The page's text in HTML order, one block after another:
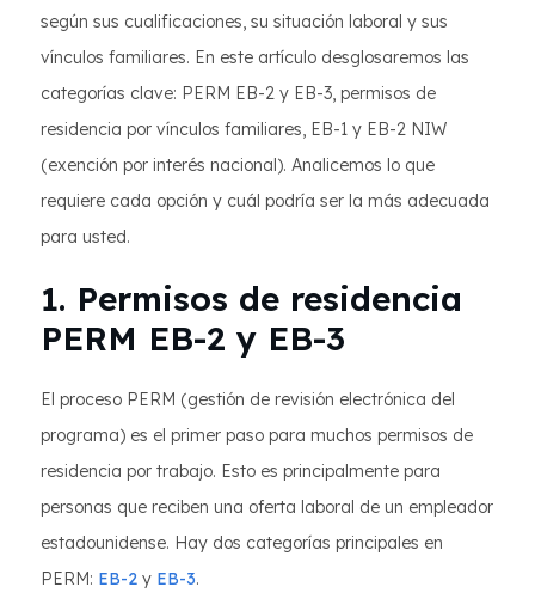
según sus cualificaciones, su situación laboral y sus
vínculos familiares. En este artículo desglosaremos las
categorías clave: PERM EB-2 y EB-3, permisos de
residencia por vínculos familiares, EB-1 y EB-2 NIW
(exención por interés nacional). Analicemos lo que
requiere cada opción y cuál podría ser la más adecuada
para usted.
1. Permisos de residencia
PERM EB-2 y EB-3
El proceso PERM (gestión de revisión electrónica del
programa) es el primer paso para muchos permisos de
residencia por trabajo. Esto es principalmente para
personas que reciben una oferta laboral de un empleador
estadounidense. Hay dos categorías principales en
PERM: EB-2 y EB-3.